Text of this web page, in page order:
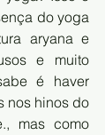
do yoga
aryana e
e muito
é haver
nos hinos do
mas como